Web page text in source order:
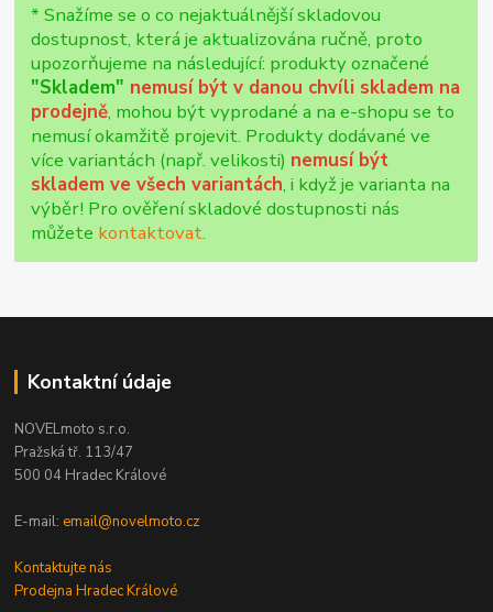
* Snažíme se o co nejaktuálnější skladovou
dostupnost, která je aktualizována ručně, proto
upozorňujeme na následující: produkty označené
"Skladem" nemusí být v danou chvíli skladem na
prodejně, mohou být vyprodané a na e-shopu se to
nemusí okamžitě projevit. Produkty dodávané ve
více variantách (např. velikosti) nemusí být
skladem ve všech variantách, i když je varianta na
výběr! Pro ověření skladové dostupnosti nás
můžete kontaktovat.
Kontaktní údaje
NOVELmoto s.r.o.
Pražská tř. 113/47
500 04 Hradec Králové
E-mail: email@novelmoto.cz
Kontaktujte nás
Prodejna Hradec Králové